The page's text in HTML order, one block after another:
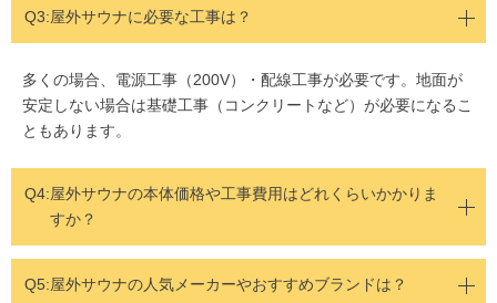
Q3:屋外サウナに必要な工事は？
多くの場合、電源工事（200V）・配線工事が必要です。地面が
安定しない場合は基礎工事（コンクリートなど）が必要になるこ
ともあります。
Q4:屋外サウナの本体価格や工事費用はどれくらいかかりま
すか？
Q5:屋外サウナの人気メーカーやおすすめブランドは？